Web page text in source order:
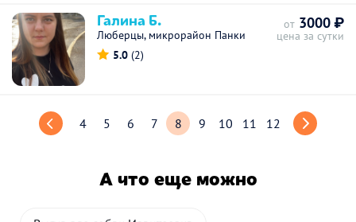
Галина Б.
Люберцы, микрорайон Панки
5.0 (2)
от 3000 ₽
цена за сутки
4 5 6 7 8 9 10 11 12
А что еще можно